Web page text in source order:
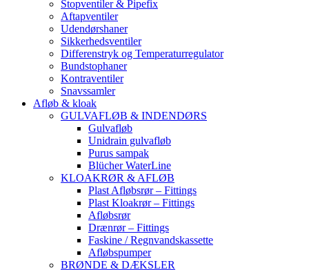
Stopventiler & Pipefix
Aftapventiler
Udendørshaner
Sikkerhedsventiler
Differenstryk og Temperaturregulator
Bundstophaner
Kontraventiler
Snavssamler
Afløb & kloak
GULVAFLØB & INDENDØRS
Gulvafløb
Unidrain gulvafløb
Purus sampak
Blücher WaterLine
KLOAKRØR & AFLØB
Plast Afløbsrør – Fittings
Plast Kloakrør – Fittings
Afløbsrør
Drænrør – Fittings
Faskine / Regnvandskassette
Afløbspumper
BRØNDE & DÆKSLER